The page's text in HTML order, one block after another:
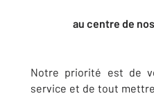
au centre de
Notre priorité est de
service et de tout